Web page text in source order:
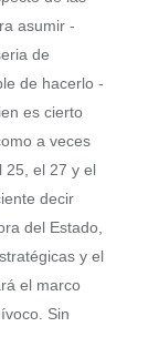
asumir -
de
de hacerlo -
es cierto
a veces
25, el 27 y el
decir
del Estado,
y el
el marco
Sin